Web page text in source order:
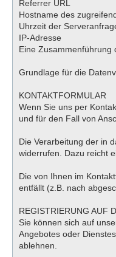
Referrer URL
Hostname des
Uhrzeit der
IP-Adresse
Eine Zusammenführung
Grundlage für die
KONTAKTFORMULAR
Wenn Sie uns per
und für den Fall von
Die Verarbeitung der in
widerrufen. Dazu reicht
Die von Ihnen im
entfällt (z.B. nach
REGISTRIERUNG AUF
Sie können sich auf
Angebotes oder
ablehnen.